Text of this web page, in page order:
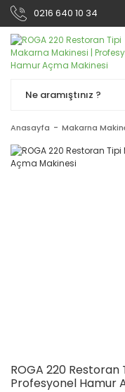
0216 640 10 34
Anasayfa Makarna
ROGA 220
Profesyonel Hamur